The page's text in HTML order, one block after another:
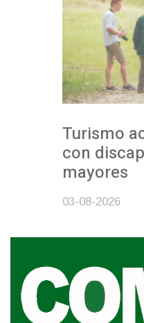
Turismo
con
mayores
03-08-2026